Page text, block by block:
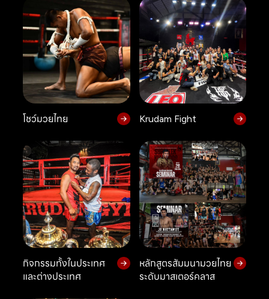
โชว์มวยไทย Krudam Fight
กิจกรรมทั้งในประเทศ
และต่างประเทศ
หลักสูตรสัมมนามวยไทย
ระดับมาสเตอร์คลาส